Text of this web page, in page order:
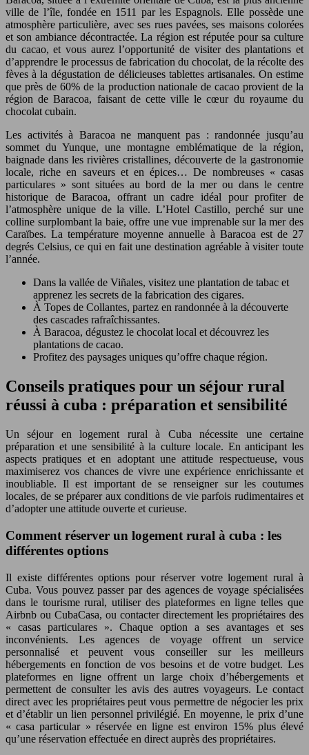
ville de l’île, fondée en 1511 par les Espagnols. Elle possède une
atmosphère particulière, avec ses rues pavées, ses maisons colorées
et son ambiance décontractée. La région est réputée pour sa culture
du cacao, et vous aurez l’opportunité de visiter des plantations et
d’apprendre le processus de fabrication du chocolat, de la récolte des
fèves à la dégustation de délicieuses tablettes artisanales. On estime
que près de 60% de la production nationale de cacao provient de la
région de Baracoa, faisant de cette ville le cœur du royaume du
chocolat cubain.
Les activités à Baracoa ne manquent pas : randonnée jusqu’au
sommet du Yunque, une montagne emblématique de la région,
baignade dans les rivières cristallines, découverte de la gastronomie
locale, riche en saveurs et en épices… De nombreuses « casas
particulares » sont situées au bord de la mer ou dans le centre
historique de Baracoa, offrant un cadre idéal pour profiter de
l’atmosphère unique de la ville. L’Hotel Castillo, perché sur une
colline surplombant la baie, offre une vue imprenable sur la mer des
Caraïbes. La température moyenne annuelle à Baracoa est de 27
degrés Celsius, ce qui en fait une destination agréable à visiter toute
l’année.
Dans la vallée de Viñales, visitez une plantation de tabac et
apprenez les secrets de la fabrication des cigares.
À Topes de Collantes, partez en randonnée à la découverte
des cascades rafraîchissantes.
À Baracoa, dégustez le chocolat local et découvrez les
plantations de cacao.
Profitez des paysages uniques qu’offre chaque région.
Conseils pratiques pour un séjour rural
réussi à cuba : préparation et sensibilité
Un séjour en logement rural à Cuba nécessite une certaine
préparation et une sensibilité à la culture locale. En anticipant les
aspects pratiques et en adoptant une attitude respectueuse, vous
maximiserez vos chances de vivre une expérience enrichissante et
inoubliable. Il est important de se renseigner sur les coutumes
locales, de se préparer aux conditions de vie parfois rudimentaires et
d’adopter une attitude ouverte et curieuse.
Comment réserver un logement rural à cuba : les
différentes options
Il existe différentes options pour réserver votre logement rural à
Cuba. Vous pouvez passer par des agences de voyage spécialisées
dans le tourisme rural, utiliser des plateformes en ligne telles que
Airbnb ou CubaCasa, ou contacter directement les propriétaires des
« casas particulares ». Chaque option a ses avantages et ses
inconvénients. Les agences de voyage offrent un service
personnalisé et peuvent vous conseiller sur les meilleurs
hébergements en fonction de vos besoins et de votre budget. Les
plateformes en ligne offrent un large choix d’hébergements et
permettent de consulter les avis des autres voyageurs. Le contact
direct avec les propriétaires peut vous permettre de négocier les prix
et d’établir un lien personnel privilégié. En moyenne, le prix d’une
« casa particular » réservée en ligne est environ 15% plus élevé
qu’une réservation effectuée en direct auprès des propriétaires.